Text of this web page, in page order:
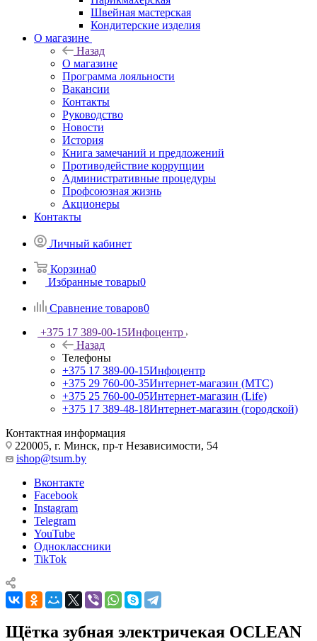
Швейная мастерская
Кондитерские изделия
О магазине
Назад
О магазине
Программа лояльности
Вакансии
Контакты
Руководство
Новости
История
Книга замечаний и предложений
Противодействие коррупции
Административные процедуры
Профсоюзная жизнь
Акционеры
Контакты
Личный кабинет
Корзина0
Избранные товары0
Сравнение товаров0
+375 17 389-00-15Инфоцентр
Назад
Телефоны
+375 17 389-00-15Инфоцентр
+375 29 760-00-35Интернет-магазин (МТС)
+375 25 760-00-05Интернет-магазин (Life)
+375 17 389-48-18Интернет-магазин (городской)
Контактная информация
220005, г. Минск, пр-т Независимости, 54
ishop@tsum.by
Вконтакте
Facebook
Instagram
Telegram
YouTube
Одноклассники
TikTok
Щётка зубная электричекая OCLEAN